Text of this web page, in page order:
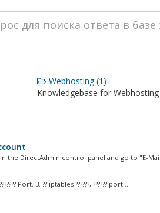
Webhosting (1)
Knowledgebase for
the DirectAdmin control panel and go to "E-
Port. 3. ?? iptables ??????, ?????? port...